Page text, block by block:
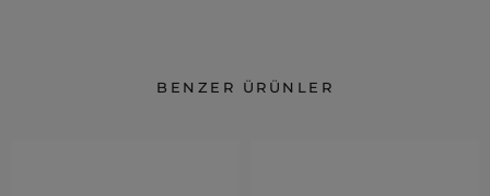
BENZER ÜRÜNLER